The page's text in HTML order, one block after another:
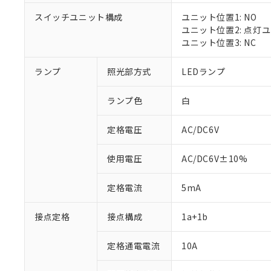
スイッチユニット構成
ユニット位置1: NO
ユニット位置2: 点灯
ユニット位置3: NC
ランプ 照光部方式 LEDランプ
ランプ色 白
定格電圧 AC/DC6V
使用電圧 AC/DC6V±10%
定格電流 5mA
接点定格 接点構成 1a+1b
定格通電電流 10A
ご利用条件
以下の条件をお読
在庫状況お
い。
※1 対応状況
対応予定なし：
調査・確認中：
非該当品：ライセ
仕入先様の事情に
鉛(Pb) 1000ppm以下、
六価クロム(Cr(Ⅵ))
フタル酸ビス(2-エチル
ル（DBP） 1000ppm
フタル酸エステル類の
※1 中国
「○」：最大均質
「×」：最大均質
「－」：未確認で
Cr(Ⅵ)(六価クロム) :
当社は規制
当社は貴社
記